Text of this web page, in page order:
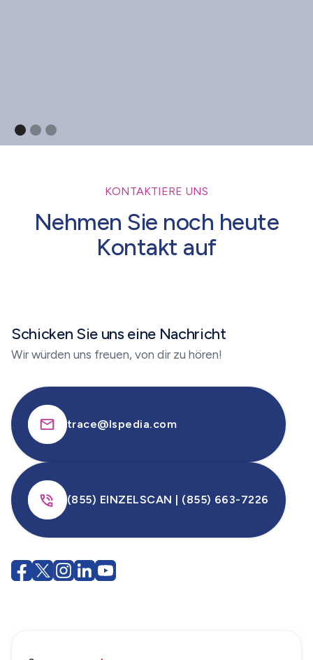
KONTAKTIERE UNS
Nehmen Sie noch heute
Kontakt auf
Schicken Sie uns eine Nachricht
Wir würden uns freuen, von dir zu hören!
trace@lspedia.com
(855) EINZELSCAN | (855) 663-7226